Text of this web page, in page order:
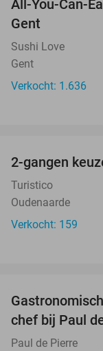
All-You-Can-
Gent
Sushi Love
Gent
Verkocht: 1.636
2-gangen
Turistico
Oudenaarde
Verkocht: 159
chef bij Paul
Paul de Pierre